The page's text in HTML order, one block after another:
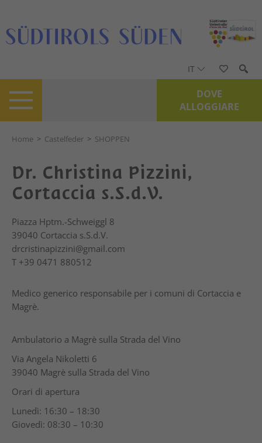
IT
DOVE
ALLOGGIARE
Home > Castelfeder > SHOPPEN
Dr. Christina Pizzini,
Cortaccia s.S.d.V.
Piazza Hptm.-Schweiggl 8
39040 Cortaccia s.S.d.V.
drcristinapizzini@gmail.com
T +39 0471 880512
Medico generico responsabile per i comuni di Cortaccia e
Magrè.
Ambulatorio a Magrè sulla Strada del Vino
Via Angela Nikoletti 6
39040 Magrè sulla Strada del Vino
Orari di apertura
Lunedì: 16:30 – 18:30
Giovedì: 08:30 – 10:30